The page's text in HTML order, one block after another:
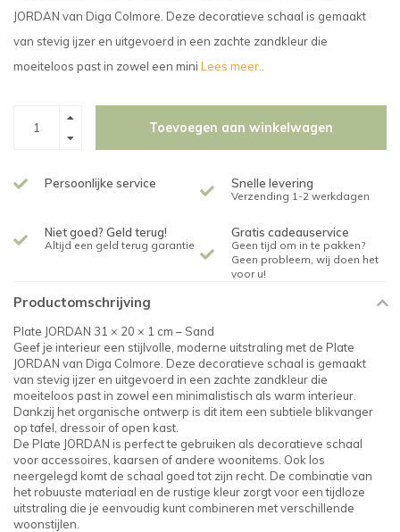
JORDAN van Diga Colmore. Deze decoratieve schaal is gemaakt
van stevig ijzer en uitgevoerd in een zachte zandkleur die
moeiteloos past in zowel een mini Lees meer..
Toevoegen aan winkelwagen
Persoonlijke service Snelle levering
Verzending 1-2 werkdagen
Niet goed? Geld terug!
Altijd een geld terug garantie
Gratis cadeauservice
Geen tijd om in te pakken?
Geen probleem, wij doen het
voor u!
Productomschrijving
Plate JORDAN 31 × 20 × 1 cm – Sand
Geef je interieur een stijlvolle, moderne uitstraling met de Plate
JORDAN van Diga Colmore. Deze decoratieve schaal is gemaakt
van stevig ijzer en uitgevoerd in een zachte zandkleur die
moeiteloos past in zowel een minimalistisch als warm interieur.
Dankzij het organische ontwerp is dit item een subtiele blikvanger
op tafel, dressoir of open kast.
De Plate JORDAN is perfect te gebruiken als decoratieve schaal
voor accessoires, kaarsen of andere woonitems. Ook los
neergelegd komt de schaal goed tot zijn recht. De combinatie van
het robuuste materiaal en de rustige kleur zorgt voor een tijdloze
uitstraling die je eenvoudig kunt combineren met verschillende
woonstijlen.